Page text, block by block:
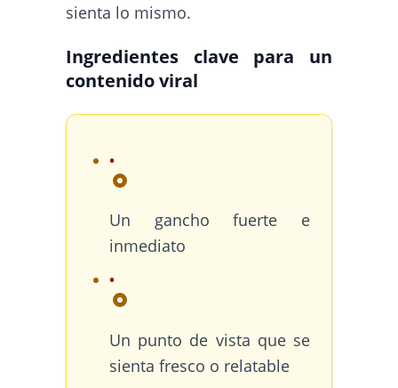
sienta lo mismo.
Ingredientes clave para un
contenido viral
Un gancho fuerte e
inmediato
Un punto de vista que se
sienta fresco o relatable